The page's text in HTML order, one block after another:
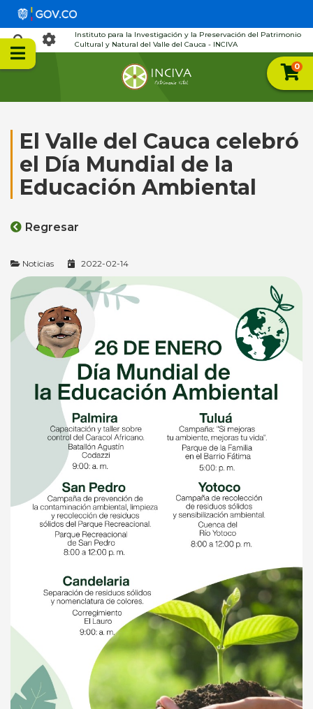
Instituto para la Investigación y la Preservación del Patrimonio
Cultural y Natural del Valle del Cauca - INCIVA
0
El Valle del Cauca celebró
el Día Mundial de la
Educación Ambiental
Regresar
Noticias 2022-02-14